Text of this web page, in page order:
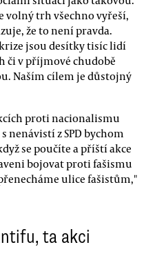
volný trh všechno vyřeší,
že to není pravda.
jsou desítky tisíc lidí
či v příjmové chudobě
Naším cílem je důstojný
proti nacionalismu
nenávistí z SPD bychom
se poučíte a příští akce
bojovat proti fašismu
ulice fašistům,"
ta akci